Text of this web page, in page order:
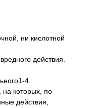
ни кислотной
действия.
4.
которых, по
действия,